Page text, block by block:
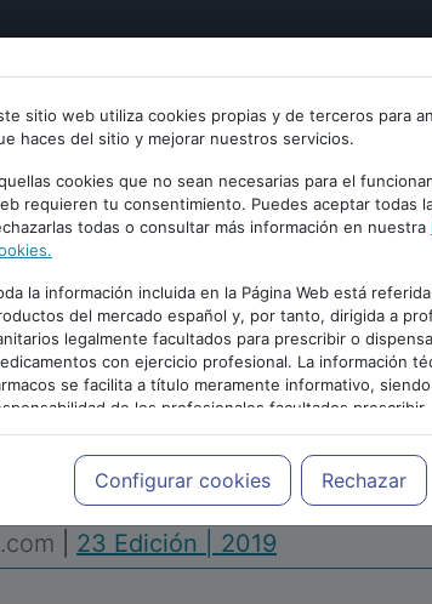
sitio web utiliza cookies propias y de terceros para
haces del sitio y mejorar nuestros servicios.
cookies que no sean necesarias para el
requieren tu consentimiento. Puedes aceptar todas
todas o consultar más información en nuestra
la información incluida en la Página Web está
del mercado español y, por tanto, dirigida a
legalmente facultados para prescribir o
con ejercicio profesional. La información
se facilita a título meramente informativo, siendo
de los profesionales facultados prescribir
y decidir, en cada caso concreto, el
a las necesidades del paciente.
Configurar cookies Rechazar
PUBLICIDAD
23 Edición | 2019